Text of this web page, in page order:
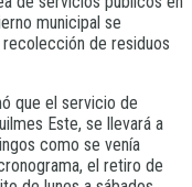
municipal se
de residuos
que el servicio de
Este, se llevará a
como se venía
el retiro de